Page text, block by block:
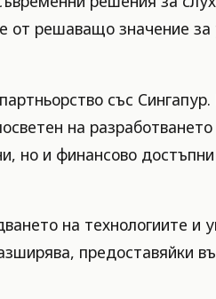
решаващо значение за
със
на
но и финансово
на технологиите и
предоставяйки